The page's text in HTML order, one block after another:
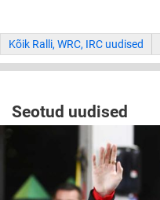
Kõik Ralli, WRC, IRC uudised
Seotud uudised